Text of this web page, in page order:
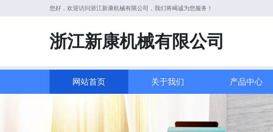
您好，欢迎访问浙江新康机械有限公司，我们将竭诚为您服务！
浙江新康机械有限公司
网站首页 关于我们 产品中心